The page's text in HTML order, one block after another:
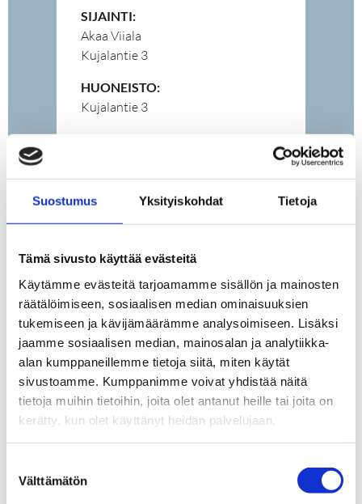
Suostumus Yksityiskohdat Tietoja
Tämä sivusto käyttää evästeitä
Käytämme evästeitä tarjoamamme sisällön ja mainosten
räätälöimiseen, sosiaalisen median ominaisuuksien
tukemiseen ja kävijämäärämme analysoimiseen. Lisäksi
jaamme sosiaalisen median, mainosalan ja analytiikka-
alan kumppaneillemme tietoja siitä, miten käytät
sivustoamme. Kumppanimme voivat yhdistää näitä
tietoja muihin tietoihin, joita olet antanut heille tai joita on
kerätty, kun olet käyttänyt heidän palvelujaan.
valinta
Välttämätön
SIJAINTI:
Akaa Viiala
Kujalantie 3
HUONEISTO:
Kujalantie 3
HINTA:
18 000 €
MYYNTIHINTA:
18 000 €
VAPAUTUMINEN:
heti
RAKENNUSVUOSI:
YLEISKUNTO:
ASUINPINTA-